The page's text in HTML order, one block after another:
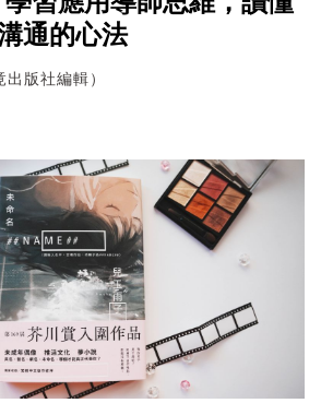
通的心法
版社編輯）